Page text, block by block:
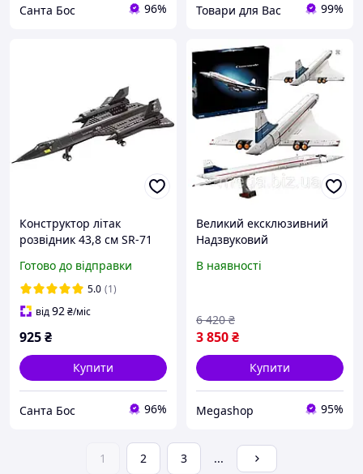
Санта Бос 96% Товари для Вас 99%
Конструктор літак
розвідник 43,8 см SR-71
183 дет військова техніка
- авіація
Готово до відправки
5.0 (1)
від92₴/міс
925₴
Купити
Санта Бос 96%
Великий ексклюзивний
Надзвуковий
конструктор AIRBUS, 2083
В наявності
3 850₴
6 420 ₴
Купити
Megashop 95%
1 2 3 ...